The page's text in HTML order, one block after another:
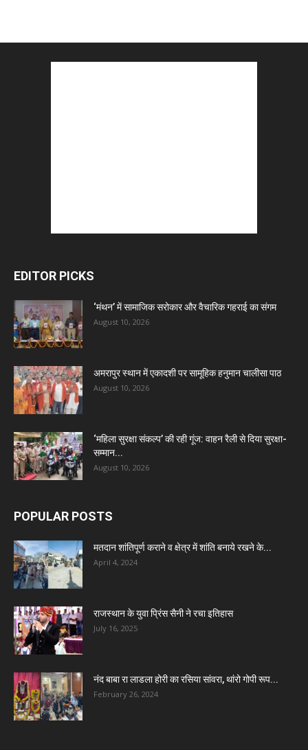
EDITOR PICKS
‘मंथन’ में सामाजिक सरोकार और वैचारिक गहराई का संगम
August 10, 2026
अमरापुर स्थान में एकादशी पर सामूहिक हनुमान चालीसा पाठ
August 10, 2026
‘महिला सुरक्षा संकल्प’ की रही गूंज: वाहन रैली से दिया सुरक्षा-
सम्मान...
August 10, 2026
POPULAR POSTS
मतदान शांतिपूर्ण कराने व क्षेत्र में शांति बनाये रखने के...
April 4, 2024
राजस्थान के युवा प्रिंस सैनी ने रचा इतिहास
July 16, 2025
नंद बाबा रा लाडला होरी का रसिया सांवरा, थांरो गोपी रूप...
February 26, 2024